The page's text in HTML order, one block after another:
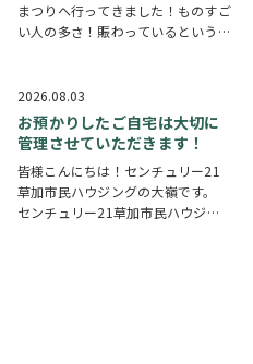
まつりへ行ってきました！ものすご
い人の多さ！賑わっているという言
多く皆さん思い思いに夏祭りを楽し
んでいる様子がとても印象的でした
会場にはたく…
2026.08.03
お預かりしたご自宅は大切に
管理させていただきます！
皆様こんにちは！センチュリー21
草加市民ハウジングの大嶺です。
センチュリー21草加市民ハウジン